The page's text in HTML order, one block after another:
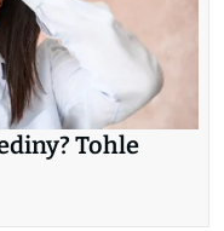
Tohle